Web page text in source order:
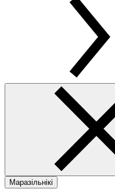
Маразільнікі